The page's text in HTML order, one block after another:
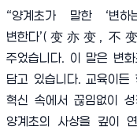
“양계초가 말한 ‘변
변한다’(变亦变, 不变
주었습니다. 이 말은 변
담고 있습니다. 교육이든
혁신 속에서 끊임없이
양계초의 사상을 깊이